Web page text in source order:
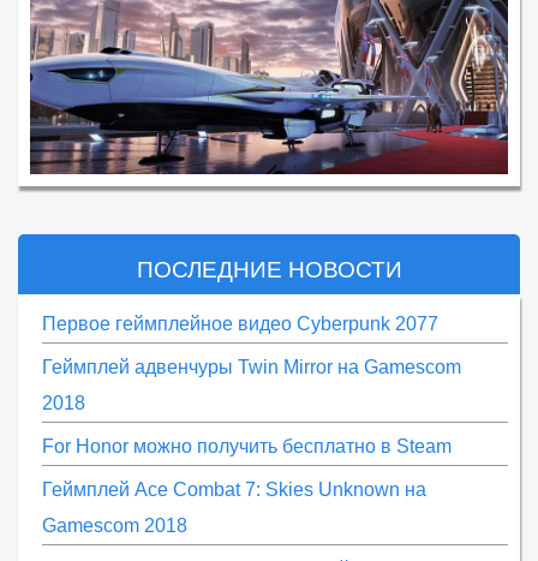
ПОСЛЕДНИЕ НОВОСТИ
Первое геймплейное видео Cyberpunk 2077
Геймплей адвенчуры Twin Mirror на Gamescom
2018
For Honor можно получить бесплатно в Steam
Геймплей Ace Combat 7: Skies Unknown на
Gamescom 2018